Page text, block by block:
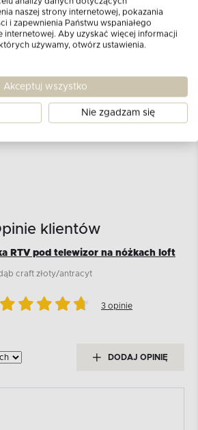
wiszący telewizor?
na co zwrócić uwagę
klientów
RTV pod telewizor na nóżkach loft
craft złoty/antracyt
3 opinie
DODAJ OPINIĘ
naszej strony internetowej, pokazania
i zapewnienia Państwu wspaniałego
internetowej. Aby uzyskać więcej informacji
używamy, otwórz ustawienia.
Akceptuj wszystko
Nie zgadzam się